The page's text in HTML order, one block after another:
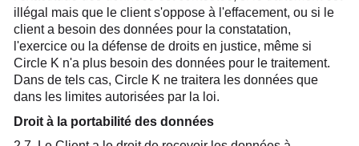
illégal mais que le client s'oppose à l'effacement, ou si le
client a besoin des données pour la constatation,
l'exercice ou la défense de droits en justice, même si
Circle K n'a plus besoin des données pour le traitement.
Dans de tels cas, Circle K ne traitera les données que
dans les limites autorisées par la loi.
Droit à la portabilité des données